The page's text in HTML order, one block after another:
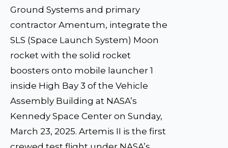
Ground Systems and primary
contractor Amentum, integrate the
SLS (Space Launch System) Moon
rocket with the solid rocket
boosters onto mobile launcher 1
inside High Bay 3 of the Vehicle
Assembly Building at NASA’s
Kennedy Space Center on Sunday,
March 23, 2025. Artemis II is the first